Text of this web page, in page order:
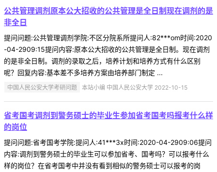
公共管理调剂原本公大招收的公共管理是全日制现在调剂的是
非全日
提问问题:公共管理调剂学院:不区分院系所提问人:82***om时间:2020
-04-2909:15提问内容:原本公大招收的公共管理是全日制。现在调剂
的是非全日制。调剂的录取之后，培养计划和培养方式有什么区别
呢？回复内容:基本差不多培养方案由培养部门制定 ...
中国人民公安大学考研问题 本站小编 中国人民公安大学 2022-10-15
省考国考调剂到警务硕士的毕业生参加省考国考吗报考什么样
的岗位
提问问题:省考国考学院:提问人:41***3x时间:2020-04-2909:06提问
内容:调剂到警务硕士的毕业生可以参加省考、国考吗？可以报考什么
样的岗位？在省考国考中并没有看到相似的警务硕士可以报考的岗